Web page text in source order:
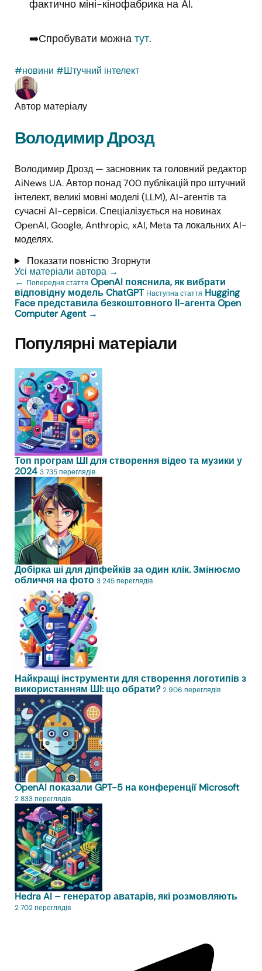
фактично міні-кінофабрика на AI.
➡️Спробувати можна тут.
#новини #Штучний інтелект
Автор матеріалу
Володимир Дрозд
Володимир Дрозд — засновник та головний редактор
AiNews UA. Автор понад 700 публікацій про штучний
інтелект, великі мовні моделі (LLM), AI-агентів та
сучасні AI-сервіси. Спеціалізується на новинах
OpenAI, Google, Anthropic, xAI, Meta та локальних AI-
моделях.
Показати повністюЗгорнути
Усі матеріали автора →
← Попередня стаття OpenAI пояснила, як вибрати
відповідну модель ChatGPT Наступна стаття Hugging
Face представила безкоштовного ІІ-агента Open
Computer Agent →
Популярні матеріали
Топ програм ШІ для створення відео та музики у
2024 3 735 переглядів
Добірка ші для діпфейків за один клік. Змінюємо
обличчя на фото 3 245 переглядів
Найкращі інструменти для створення логотипів з
використанням ШІ: що обрати? 2 906 переглядів
OpenAI показали GPT-5 на конференції Microsoft
2 833 переглядів
Hedra AI – генератор аватарів, які розмовляють
2 702 переглядів